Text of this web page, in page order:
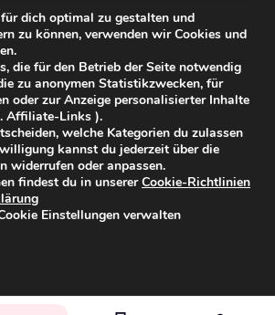
Anzeige aufgeben
AGB Sicher inserierenModerationsrichtlinien
dich optimal zu gestalten und
zu können, verwenden wir Cookies und
die für den Betrieb der Seite notwendig
zu anonymen Statistikzwecken, für
oder zur Anzeige personalisierter Inhalte
Affiliate-Links ).
welche Kategorien du zulassen
kannst du jederzeit über die
widerrufen oder anpassen.
findest du in unsererCookie-Richtlinien
Einstellungen verwalten